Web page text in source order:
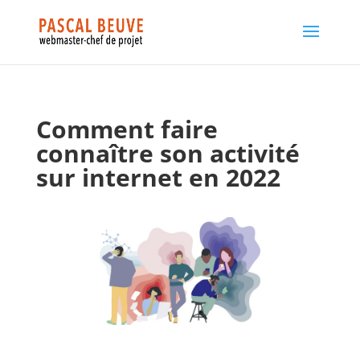
Comment faire
connaître son activité
sur internet en 2022